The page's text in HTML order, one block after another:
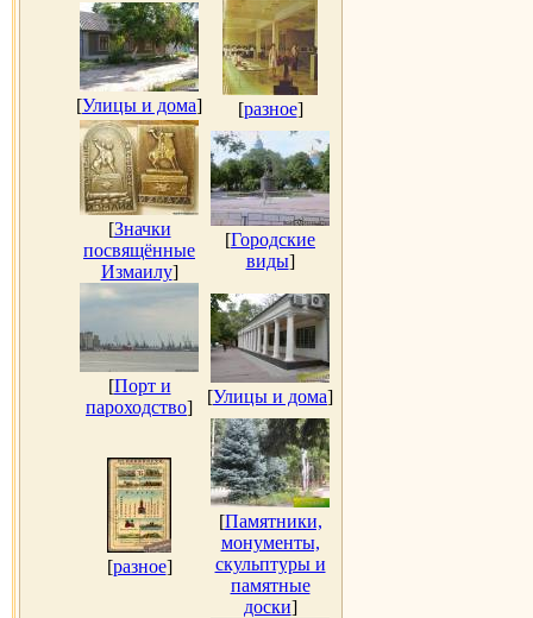
[Улицы и дома] [разное]
[Значки
посвящённые
Измаилу]
[Городские
виды]
[Порт и
пароходство]
[Улицы и дома]
[разное]
[Памятники,
монументы,
скульптуры и
памятные
доски]